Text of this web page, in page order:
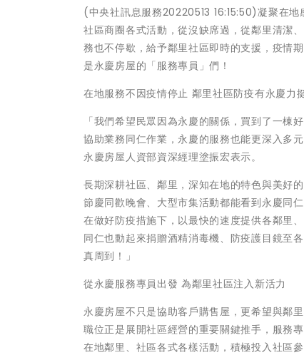
(中央社訊息服務20220513 16:15:50)凝聚在
社區商圈各式活動，從沒缺席過，從鄰里清潔
務也不停歇，給予鄰里社區即時的支援，疫情
是永慶房屋的「服務專員」們！
在地服務不因疫情停止 鄰里社區防疫有永慶力
「我們希望民眾因為永慶的關係，買到了一棟
協助業務同仁作業，永慶的服務也能更深入多
永慶房屋人資部資深經理塗振宏表示。
長期深耕社區、鄰里，深知在地的特色與美好
節慶同歡晚會、大型市集活動都能看到永慶同
在做好防疫措施下，以最快的速度提供各鄰里
同仁也動起來捐贈酒精消毒機、防疫護目鏡至
真周到！」
從永慶服務專員出發 為鄰里社區注入新活力
永慶房屋不只是協助客戶購售屋，更希望與鄰
職位正是展開社區經營的重要關鍵推手，服務
在地鄰里、社區各式各樣活動，積極投入社區